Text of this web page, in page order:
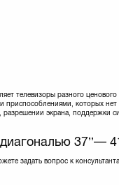
телевизоры разного
которых
экрана, поддержки
37’’—
задать вопрос к